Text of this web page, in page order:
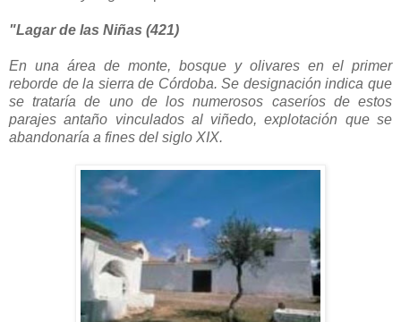
"Lagar de las Niñas (421)
En una área de monte, bosque y olivares en el primer
reborde de la sierra de Córdoba. Se designación indica que
se trataría de uno de los numerosos caseríos de estos
parajes antaño vinculados al viñedo, explotación que se
abandonaría a fines del siglo XIX.